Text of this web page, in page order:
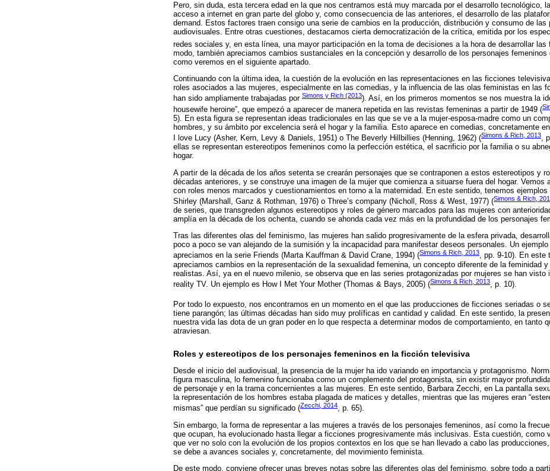
Pero, sin duda, esta tercera edad en la que nos centramos está muy marcada por el desarrollo tecnológico,
acceso a internet en gran parte del globo y, como consecuencia de las anteriores, el desarrollo de las
demand. Estos factores traen consigo una serie de cambios en la producción, distribución y consumo de las
audiovisuales. Entre otras cuestiones, destacamos cierta democratización de la crítica, emitida por los
redes sociales y, en esta línea, una mayor participación en la toma de decisiones a la hora de desarrollar las
modo, también apreciamos cambios sustanciales en la concepción y desarrollo de los personajes
como veremos en el siguiente apartado.
Continuando con la última idea, la cuestión de la evolución en las representaciones en las ficciones
roles asociados a las mujeres, especialmente en las comedias, y la influencia de las olas feministas en las
han sido ampliamente trabajadas por Simons y Rich (2013). Así, en los primeros momentos se nos muestra la
housewife heroine”, que empezó a aparecer de manera repetida en las revistas femeninas a partir de 1949 (
5). En esta figura se representan ideas tradicionales en las que se ve a la mujer-esposa-madre como un
hombres, y su ámbito por excelencia será el hogar y la familia. Esto aparece en comedias, concretamente
I love Lucy (Asher, Kern, Levy & Daniels, 1951) o The Beverly Hillbillies (Henning, 1962) (Simons & Rich, 2013,
ellas se representan estereotipos femeninos como la perfección estética, el sacrificio por la familia o su
hogar.
A partir de la década de los años setenta se crearán personajes que se contraponen a estos estereotipos y
décadas anteriores, y se construye una imagen de la mujer que comienza a situarse fuera del hogar. Vemos
con roles menos marcados y cuestionamientos en torno a la maternidad. En este sentido, tenemos ejemplos
Shirley (Marshall, Ganz & Rothman, 1976) o Three’s company (Nicholl, Ross & West, 1977) (Simons & Rich,
de series, que transgreden algunos estereotipos y roles de género marcados para las mujeres con
amplía en la década de los ochenta, cuando se ahonda cada vez más en la profundidad de los personajes
Tras las diferentes olas del feminismo, las mujeres han salido progresivamente de la esfera privada,
poco a poco se van alejando de la sumisión y la incapacidad para manifestar deseos personales. Un
apreciamos en la serie Friends (Marta Kauffman & David Crane, 1994) (Simons & Rich, 2013, pp. 9-10). En este
apreciamos cambios en la representación de la sexualidad femenina, un concepto diferente de la feminidad
realistas. Así, ya en el nuevo milenio, se observa que en las series protagonizadas por mujeres se han visto
reality TV. Un ejemplo es How I Met Your Mother (Thomas & Bays, 2005) (Simons & Rich, 2013 , p. 10).
Por todo lo expuesto, nos encontramos en un momento en el que las producciones de ficciones seriadas o
tiene parangón; las últimas décadas han sido muy prolíficas en cantidad y calidad. En este sentido, la
nuestra vida las dota de un gran poder en lo que respecta a determinar modos de comportamiento, en tanto
atraviesan.
Roles y estereotipos de los personajes femeninos en la ficción televisiva
Desde el inicio del audiovisual, la presencia de la mujer ha ido variando en importancia y protagonismo.
figura masculina, lo femenino funcionaba como un complemento del protagonista, sin existir mayor
de personaje y en la trama concernientes a las mujeres. En este sentido, Barbara Zecchi, en La pantalla
la representación de los hombres estaba plagada de matices y detalles, mientras que las mujeres eran
mismas” que perdían su significado (Zecchi, 2014, p. 65).
Sin embargo, la forma de representar a las mujeres a través de los personajes femeninos, así como la
que ocupan, ha evolucionado hasta llegar a ficciones progresivamente más inclusivas. Esta cuestión, como
que ver no solo con la evolución de los propios contextos en los que se han llevado a cabo las
se debe a avances sociales y, concretamente, del movimiento feminista.
De este modo, conviene ofrecer unas breves notas sobre las diferentes olas del feminismo, sobre todo a